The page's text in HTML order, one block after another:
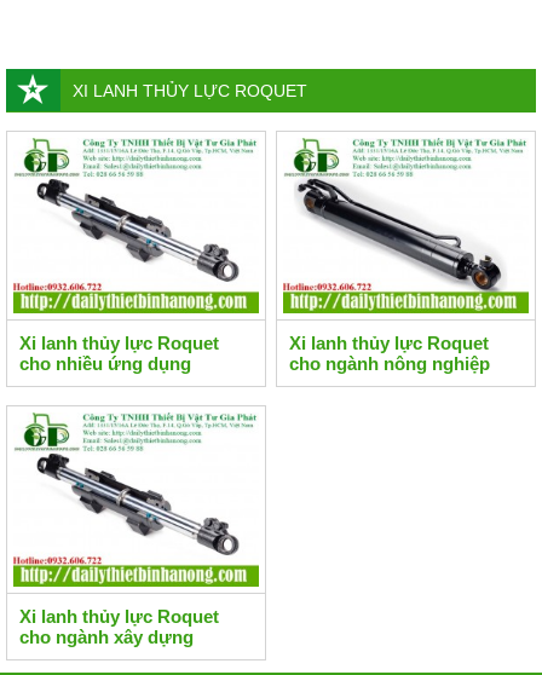
XI LANH THỦY LỰC ROQUET
Xi lanh thủy lực Roquet
cho nhiều ứng dụng
Xi lanh thủy lực Roquet
cho ngành nông nghiệp
Xi lanh thủy lực Roquet
cho ngành xây dựng